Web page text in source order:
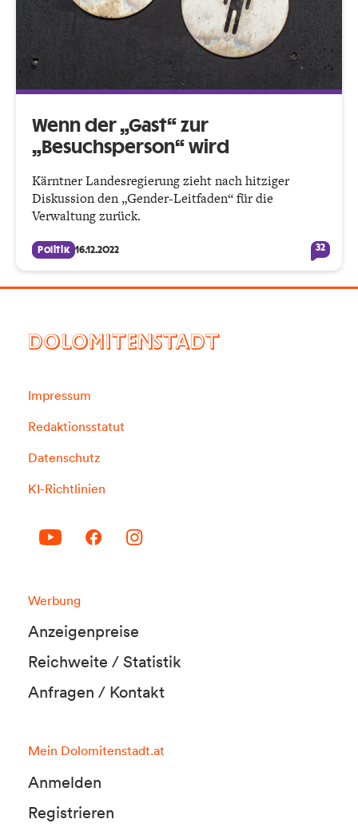
Wenn der „Gast“ zur
„Besuchsperson“ wird
Kärntner Landesregierung zieht nach hitziger
Diskussion den „Gender-Leitfaden“ für die
Verwaltung zurück.
Politik 16.12.2022 32
DOLOMITENSTADT
Impressum
Redaktionsstatut
Datenschutz
KI-Richtlinien
Werbung
Anzeigenpreise
Reichweite / Statistik
Anfragen / Kontakt
Mein Dolomitenstadt.at
Anmelden
Registrieren